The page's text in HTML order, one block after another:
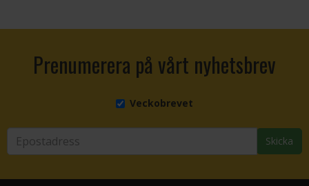
Prenumerera på vårt nyhetsbrev
Veckobrevet
Skicka